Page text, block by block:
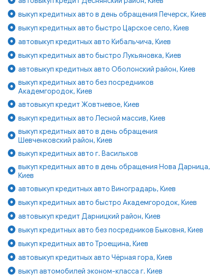
выкуп кредитных авто в день обращения Печерск, Киев
выкуп кредитных авто быстро Царское село, Киев
автовыкуп кредитных авто Кибальчича, Киев
выкуп кредитных авто быстро Лукьяновка, Киев
автовыкуп кредитных авто Оболонский район, Киев
выкуп кредитных авто без посредников
Академгородок, Киев
автовыкуп кредит Жовтневое, Киев
выкуп кредитных авто Лесной массив, Киев
выкуп кредитных авто в день обращения
Шевченковский район, Киев
выкуп кредитных авто г. Васильков
выкуп кредитных авто в день обращения Нова Дарница,
Киев
автовыкуп кредитных авто Виноградарь, Киев
выкуп кредитных авто быстро Академгородок, Киев
автовыкуп кредит Дарницкий район, Киев
выкуп кредитных авто без посредников Быковня, Киев
выкуп кредитных авто Троещина, Киев
автовыкуп кредитных авто Чёрная гора, Киев
выкуп автомобилей эконом-класса г. Киев